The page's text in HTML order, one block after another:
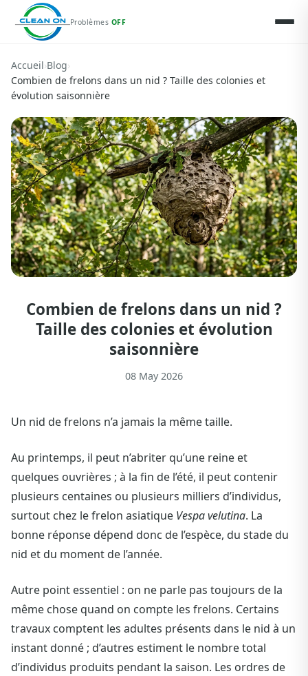
Problèmes OFF
Accueil›Blog›
Combien de frelons dans un nid ? Taille des colonies et
évolution saisonnière
Combien de frelons dans un nid ?
Taille des colonies et évolution
saisonnière
08 May 2026
Un nid de frelons n’a jamais la même taille.
Au printemps, il peut n’abriter qu’une reine et
quelques ouvrières ; à la fin de l’été, il peut contenir
plusieurs centaines ou plusieurs milliers d’individus,
surtout chez le frelon asiatique Vespa velutina. La
bonne réponse dépend donc de l’espèce, du stade du
nid et du moment de l’année.
Autre point essentiel : on ne parle pas toujours de la
même chose quand on compte les frelons. Certains
travaux comptent les adultes présents dans le nid à un
instant donné ; d’autres estiment le nombre total
d’individus produits pendant la saison. Les ordres de